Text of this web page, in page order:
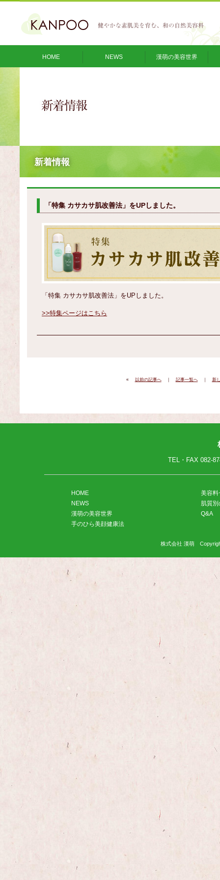
HOME NEWS 漢萌の美容世界
新着情報
「特集 カサカサ肌改善法」をUPしました。
「特集 カサカサ肌改善法」をUPしました。
>>特集ページはこちら
« 以前の記事へ ｜ 記事一覧へ ｜ 新
TEL・FAX 082-
HOME
NEWS
漢萌の美容世界
手のひら美顔健康法
美容料
肌質
Q&A
株式会社 漢萌